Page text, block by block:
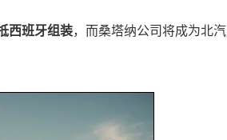
西班牙组装，而桑塔纳公司将成为北汽